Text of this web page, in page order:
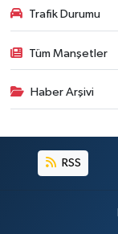
Trafik Durumu
Tüm Manşetler
Haber Arşivi
RSS